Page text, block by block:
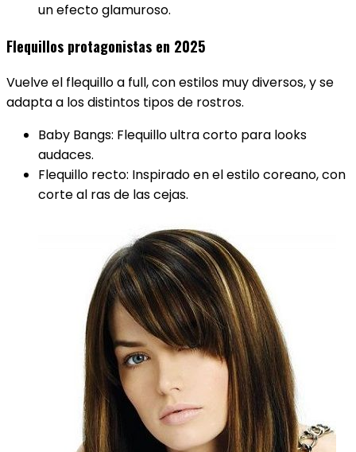
un efecto glamuroso.
Flequillos protagonistas en 2025
Vuelve el flequillo a full, con estilos muy diversos, y se
adapta a los distintos tipos de rostros.
Baby Bangs: Flequillo ultra corto para looks
audaces.
Flequillo recto: Inspirado en el estilo coreano, con
corte al ras de las cejas.